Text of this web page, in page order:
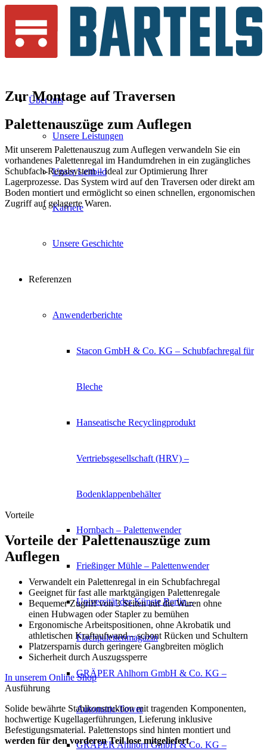
Über uns
Unsere Leistungen
Unser Leitbild
Karriere
Unsere Geschichte
Referenzen
Anwenderberichte
Stacon GmbH & Co. KG – Schubfachregal für
Bleche
Hanseatische Recyclingprodukt
Vertriebsgesellschaft (HRV) –
Bodenklappenbehälter
Hornbach – Palettenwender
Frießinger Mühle – Palettenwender
Universität der Künste Berlin –
Flachpalettenmagazin
GRÄPER Ahlhorn GmbH & Co. KG –
Automatic-Tower
GRÄPER Ahlhorn GmbH & Co. KG –
Zur Montage aufTraversen
Palettenauszüge zum Auflegen
Mit unserem Palettenauszug zum Auflegen verwandeln Sie ein
vorhandenes Palettenregal im Handumdrehen in ein zugängliches
Schubfach-Regalsystem – ideal zur Optimierung Ihrer
Lagerprozesse. Das System wird auf den Traversen oder direkt am
Boden montiert und ermöglicht so einen schnellen, ergonomischen
Zugriff auf gelagerte Waren.
Vorteile
Vorteile der Palettenauszüge zum
Auflegen
Verwandelt ein Palettenregal in ein Schubfachregal
Geeignet für fast alle marktgängigen Palettenregale
Bequemer Zugriff von 3 Seiten auf die Waren ohne
einen Hubwagen oder Stapler zu bemühen
Ergonomische Arbeitspositionen, ohne Akrobatik und
athletischen Kraftaufwand – schont Rücken und Schultern
Platzersparnis durch geringere Gangbreiten möglich
Sicherheit durch Auszugssperre
In unserem Online Shop
Ausführung
Solide bewährte Stahlkonstruktion mit tragenden Komponenten,
hochwertige Kugellagerführungen, Lieferung inklusive
Befestigungsmaterial. Palettenstops sind hinten montiert und
werden für den vorderen Teil lose mitgeliefert.